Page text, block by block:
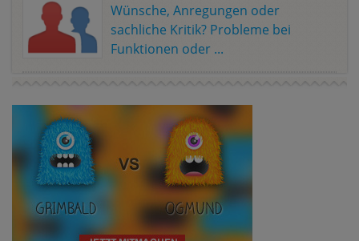
Wünsche, Anregungen oder
sachliche Kritik? Probleme bei
Funktionen oder ...